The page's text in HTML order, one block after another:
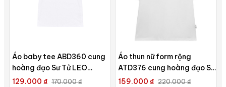
Áo baby tee ABD360 cung
hoàng đạo Sư Tử LEO
Miucho cotton cổ tròn in
129.000 ₫ 170.000 ₫
Áo thun nữ form rộng
ATD376 cung hoàng đạo Sư
Tử LEO Miucho cotton cổ
159.000 ₫ 220.000 ₫